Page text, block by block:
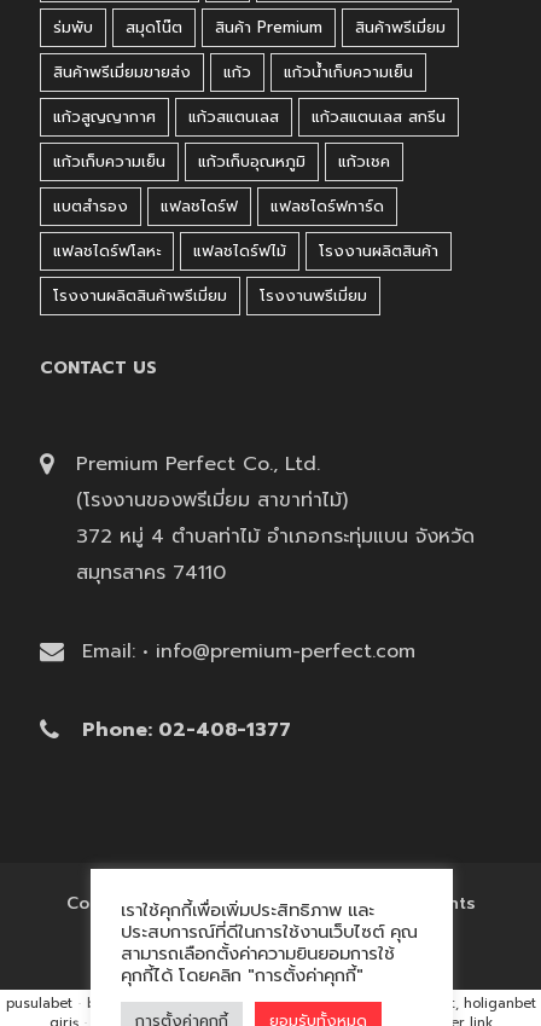
ร่มพับ
สมุดโน๊ต สินค้า Premium
สินค้าพรีเมี่ยม
สินค้าพรีเมี่ยมขายส่ง
แก้ว
แก้วน้ำเก็บความเย็น
แก้วสูญญากาศ
แก้วสแตนเลส
แก้วสแตนเลส สกรีน
แก้วเก็บความเย็น
แก้วเก็บอุณหภูมิ
แก้วเชค
แบตสำรอง
แฟลชไดร์ฟ
แฟลชไดร์ฟการ์ด
แฟลชไดร์ฟโลหะ
แฟลชไดร์ฟไม้
โรงงานผลิตสินค้า
โรงงานผลิตสินค้าพรีเมี่ยม
โรงงานพรีเมี่ยม
CONTACT US
Premium Perfect Co., Ltd.
(โรงงานของพรีเมี่ยม สาขาท่าไม้)
372 หมู่ 4 ตำบลท่าไม้ อำเภอกระทุ่มแบน จังหวัด
สมุทรสาคร 74110
Email: • info@premium-perfect.com
Phone: 02-408-1377
Copyright © 2017 'โรงงานของพรีเมี่ยม' All Rights
Reserved.
เราใช้คุกกี้เพื่อเพิ่มประสิทธิภาพ และ
ประสบการณ์ที่ดีในการใช้งานเว็บไซต์ คุณ
สามารถเลือกตั้งค่าความยินยอมการใช้
คุกกี้ได้ โดยคลิก "การตั้งค่าคุกกี้"
การตั้งค่าคุกกี้ ยอมรับทั้งหมด
pusulabet · betyap · avrupabet · matbet, matbet giriş ·
holiganbet, holiganbet